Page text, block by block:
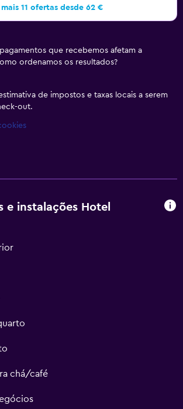
mais 11 ofertas desde 62 €
que recebemos afetam a
ordenamos os resultados?
de impostos e taxas locais a serem
out.
e instalações Hotel
chá/café